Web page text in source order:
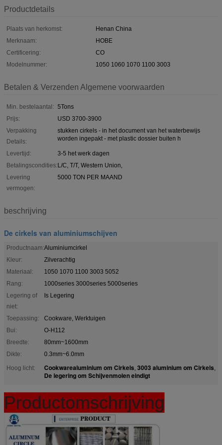
Productdetails
Plaats van herkomst:
Henan China
Merknaam:
HOBE
Certificering:
CO
Modelnummer:
1050 1060 1070 1100 3003
Betalen & Verzenden Algemene voorwaarden
Min. bestelaantal: 5Tons
Prijs:
USD 3700-3900
Verpakking
Details:
stukken cirkels - in het document van het waterbewijs
worden ingepakt - met plastic dossier buiten h
Levertijd:
3-5 het werk dagen
Betalingscondities:L/C, T/T, Western Union,
Levering
vermogen:
5000 TON PER MAAND
beschrijving
De cirkels van aluminiumschijven
Productnaam:Aluminiumcirkel
Kleur:
Zilverachtig
Materiaal:
1050 1070 1100 3003 5052
Rang:
1000series 3000series 5000series
Legering of
niet:
Is Legering
Toepassing:
Cookware, Werktuigen
Bui:
O-H112
Breedte:
80mm~1600mm
Dikte:
0.3mm~6.0mm
Hoog licht:
Cookwarealuminium om Cirkels, 3003 aluminium om Cirkels,
De legering om Schijvenmolen eindigt
Productomschrijving